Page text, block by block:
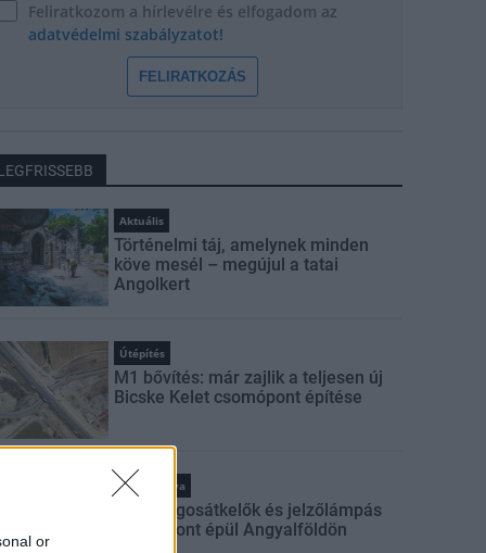
or
Feliratkozom a hírlevélre és elfogadom az
adatvédelmi szabályzatot!
FELIRATKOZÁS
Aktuális
Történelmi táj, amelynek minden
köve mesél – megújul a tatai
Angolkert
Útépítés
M1 bővítés: már zajlik a teljesen új
Bicske Kelet csomópont építése
Kötött pálya
Új gyalogosátkelők és jelzőlámpás
csomópont épül Angyalföldön